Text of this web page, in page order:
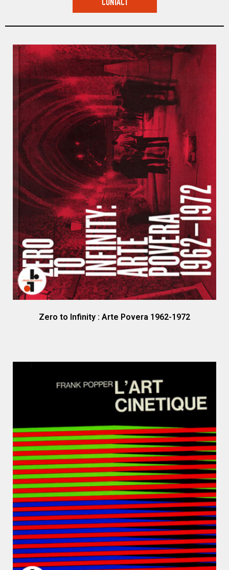
CONTACT
Zero to Infinity : Arte Povera 1962-1972